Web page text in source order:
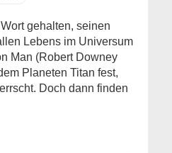
gehalten, seinen
Lebens im Universum
Man (Robert Downey
Planeten Titan fest,
Doch dann finden